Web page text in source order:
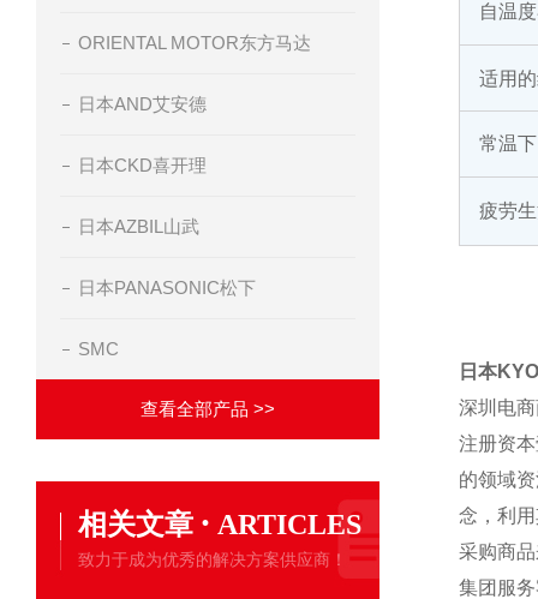
ORIENTAL MOTOR东方马达
日本AND艾安德
日本CKD喜开理
日本AZBIL山武
日本PANASONIC松下
SMC
查看全部产品 >>
相关文章 · ARTICLES
致力于成为优秀的解决方案供应商！
自温
适用
常温
疲劳
日本
深圳电
注册资
的领域
念，利
采购商
集团服